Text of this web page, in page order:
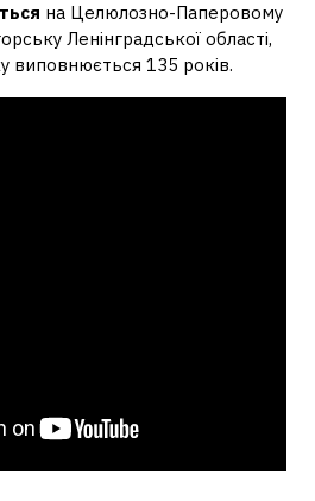
на Целюлозно-Паперовому
Ленінградської області,
виповнюється 135 років.